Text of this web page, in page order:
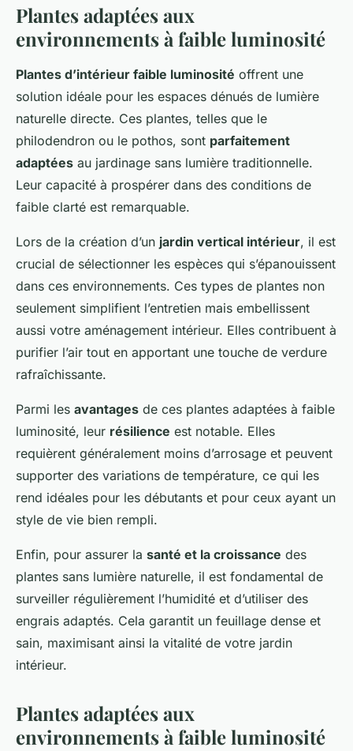
Plantes adaptées aux
environnements à faible luminosité
Plantes d’intérieur faible luminosité offrent une
solution idéale pour les espaces dénués de lumière
naturelle directe. Ces plantes, telles que le
philodendron ou le pothos, sont parfaitement
adaptées au jardinage sans lumière traditionnelle.
Leur capacité à prospérer dans des conditions de
faible clarté est remarquable.
Lors de la création d’un jardin vertical intérieur, il est
crucial de sélectionner les espèces qui s’épanouissent
dans ces environnements. Ces types de plantes non
seulement simplifient l’entretien mais embellissent
aussi votre aménagement intérieur. Elles contribuent à
purifier l’air tout en apportant une touche de verdure
rafraîchissante.
Parmi les avantages de ces plantes adaptées à faible
luminosité, leur résilience est notable. Elles
requièrent généralement moins d’arrosage et peuvent
supporter des variations de température, ce qui les
rend idéales pour les débutants et pour ceux ayant un
style de vie bien rempli.
Enfin, pour assurer la santé et la croissance des
plantes sans lumière naturelle, il est fondamental de
surveiller régulièrement l’humidité et d’utiliser des
engrais adaptés. Cela garantit un feuillage dense et
sain, maximisant ainsi la vitalité de votre jardin
intérieur.
Plantes adaptées aux
environnements à faible luminosité